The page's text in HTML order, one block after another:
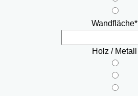
Wandfläche*
Holz / Metall